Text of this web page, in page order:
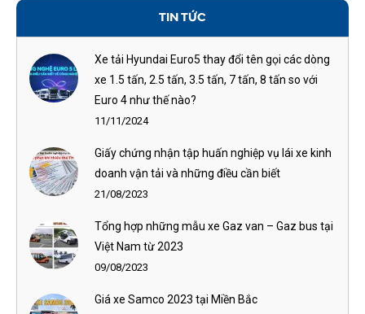
TIN TỨC
Xe tải Hyundai Euro5 thay đổi tên gọi các dòng
xe 1.5 tấn, 2.5 tấn, 3.5 tấn, 7 tấn, 8 tấn so với
Euro 4 như thế nào?
11/11/2024
Giấy chứng nhận tập huấn nghiệp vụ lái xe kinh
doanh vận tải và những điều cần biết
21/08/2023
Tổng hợp những mẫu xe Gaz van – Gaz bus tại
Việt Nam từ 2023
09/08/2023
Giá xe Samco 2023 tại Miền Bắc